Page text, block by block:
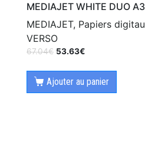
MEDIAJET WHITE DUO
MEDIAJET, Papiers
VERSO
67.04€ 53.63€
Ajouter au panier